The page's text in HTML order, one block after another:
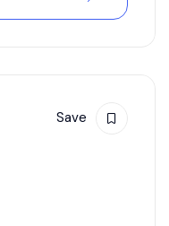
Save